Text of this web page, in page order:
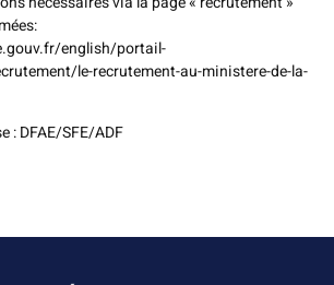
english/portail-
le-recrutement-au-ministere-de-la-
: DFAE/SFE/ADF